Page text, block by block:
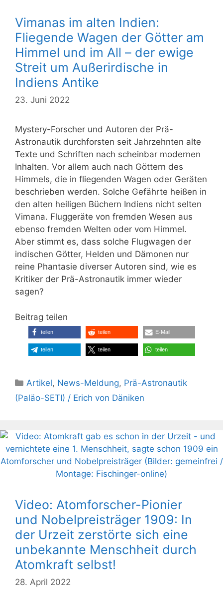
Vimanas im alten Indien:
Fliegende Wagen der Götter am
Himmel und im All – der ewige
Streit um Außerirdische in
Indiens Antike
23. Juni 2022
Mystery-Forscher und Autoren der Prä-
Astronautik durchforsten seit Jahrzehnten alte
Texte und Schriften nach scheinbar modernen
Inhalten. Vor allem auch nach Göttern des
Himmels, die in fliegenden Wagen oder Geräten
beschrieben werden. Solche Gefährte heißen in
den alten heiligen Büchern Indiens nicht selten
Vimana. Fluggeräte von fremden Wesen aus
ebenso fremden Welten oder vom Himmel.
Aber stimmt es, dass solche Flugwagen der
indischen Götter, Helden und Dämonen nur
reine Phantasie diverser Autoren sind, wie es
Kritiker der Prä-Astronautik immer wieder
sagen?
Beitrag teilen
teilen teilen E-Mail
teilen teilen teilen
Kategorien
Artikel, News-Meldung, Prä-Astronautik
(Paläo-SETI) / Erich von Däniken
Video: Atomforscher-Pionier
und Nobelpreisträger 1909: In
der Urzeit zerstörte sich eine
unbekannte Menschheit durch
Atomkraft selbst!
28. April 2022